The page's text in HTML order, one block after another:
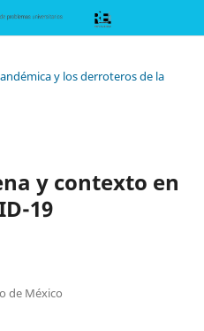
y los derroteros de la
y contexto en
19
de México